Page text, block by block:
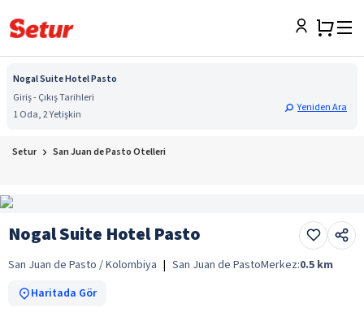
Nogal Suite Hotel Pasto
Giriş - Çıkış Tarihleri
1 Oda, 2 Yetişkin
Yeniden Ara
Setur San Juan de Pasto Otelleri
Nogal Suite Hotel Pasto
San Juan de Pasto / Kolombiya | San Juan de PastoMerkez:0.5 km
Haritada Gör